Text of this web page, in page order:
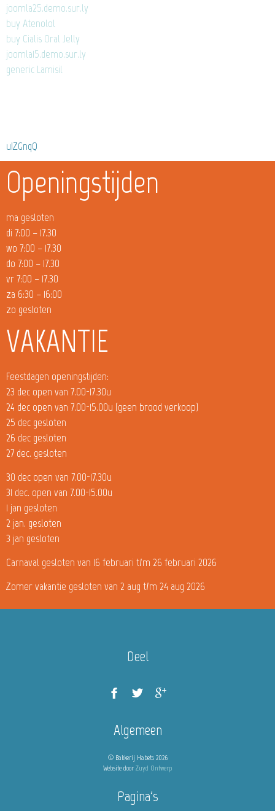
joomla25.demo.sur.ly
buy Atenolol
buy Cialis Oral Jelly
joomla15.demo.sur.ly
generic Lamisil
uIZGnqQ
Openingstijden
ma gesloten
di 7:00 – 17.30
wo 7:00 – 17.30
do 7:00 – 17.30
vr 7:00 – 17.30
za 6:30 – 16:00
zo gesloten
VAKANTIE
Feestdagen openingstijden:
23 dec open van 7.00-17.30u
24 dec open van 7.00-15.00u (geen brood verkoop)
25 dec gesloten
26 dec gesloten
27 dec. gesloten
30 dec open van 7.00-17.30u
31 dec. open van 7.00-15.00u
1 jan gesloten
2 jan. gesloten
3 jan gesloten
Carnaval gesloten van 16 februari t/m 26 februari 2026
Zomer vakantie gesloten van 2 aug t/m 24 aug 2026
Deel
Algemeen
© Bakkerij Habets 2026
Website door Zuyd Ontwerp
Pagina's